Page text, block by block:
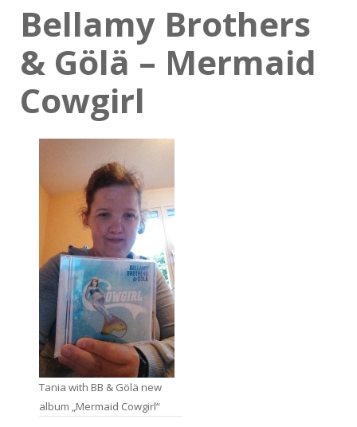
NIGHTMARES
IMPRESSUM
Bellamy Brothers
& Gölä – Mermaid
Cowgirl
Tania with BB & Gölä new
album „Mermaid Cowgirl“